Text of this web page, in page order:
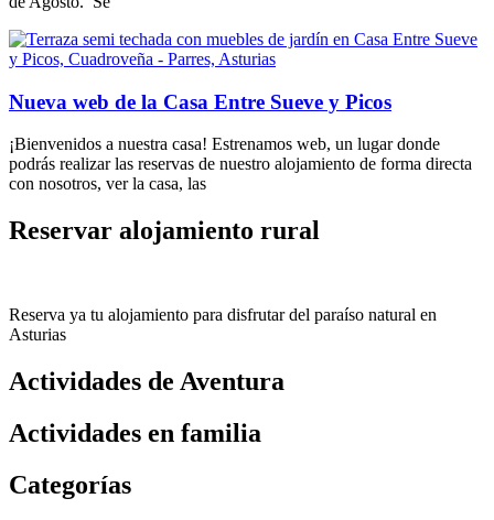
Nueva web de la Casa Entre Sueve y Picos
¡Bienvenidos a nuestra casa! Estrenamos web, un lugar donde
podrás realizar las reservas de nuestro alojamiento de forma directa
con nosotros, ver la casa, las
Reservar alojamiento rural
Reserva ya tu alojamiento para disfrutar del paraíso natural en
Asturias
Actividades de Aventura
Actividades en familia
Categorías